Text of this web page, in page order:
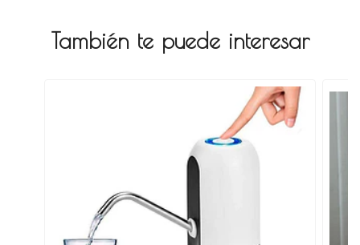
También te puede interesar